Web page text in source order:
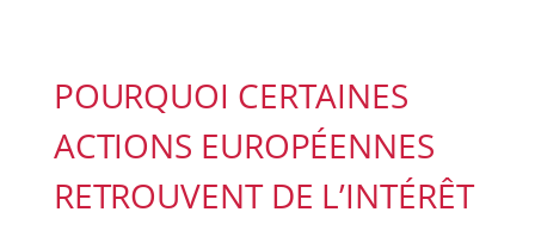
POURQUOI CERTAINES
ACTIONS EUROPÉENNES
RETROUVENT DE L’INTÉRÊT